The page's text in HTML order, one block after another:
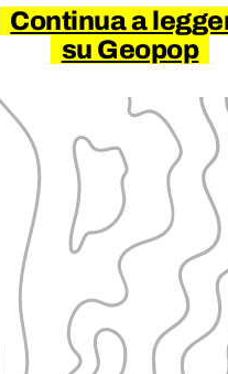
Continua a
su Geopop